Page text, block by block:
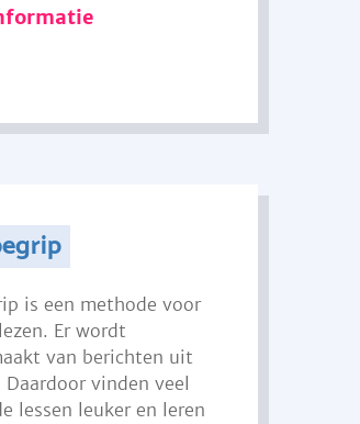
is een methode voor
Er wordt
van berichten uit
vinden veel
lessen leuker en leren